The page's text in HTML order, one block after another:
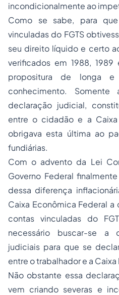
incondicionalmente ao
Como se sabe, para
vinculadas do FGTS
seu direito líquido e certo
verificados em 1988, 1989
propositura de longa
conhecimento. Somente
declaração judicial,
entre o cidadão e a
obrigava esta última ao
fundiárias.
Com o advento da Lei
Governo Federal
dessa diferença
Caixa Econômica Federal
contas vinculadas do
necessário buscar-se a
judiciais para que se
entre o trabalhador e a
Não obstante essa
vem criando severas e